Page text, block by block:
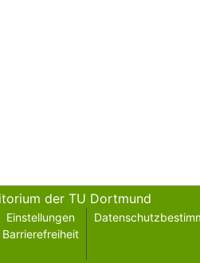
der TU Dortmund
Einstellungen
Barrierefreiheit